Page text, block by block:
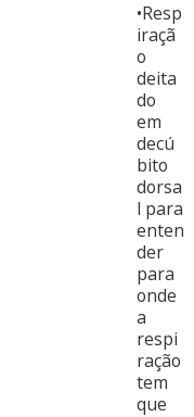
•Resp
iraçã
o
deita
do
em
decú
bito
dorsa
l para
enten
der
para
onde
a
respi
ração
tem
que